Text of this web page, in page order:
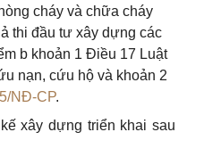
cháy và chữa cháy
thi đầu tư xây dựng các
b khoản 1 Điều 17 Luật
nạn, cứu hộ và khoản 2
NĐ-CP.
xây dựng triển khai sau